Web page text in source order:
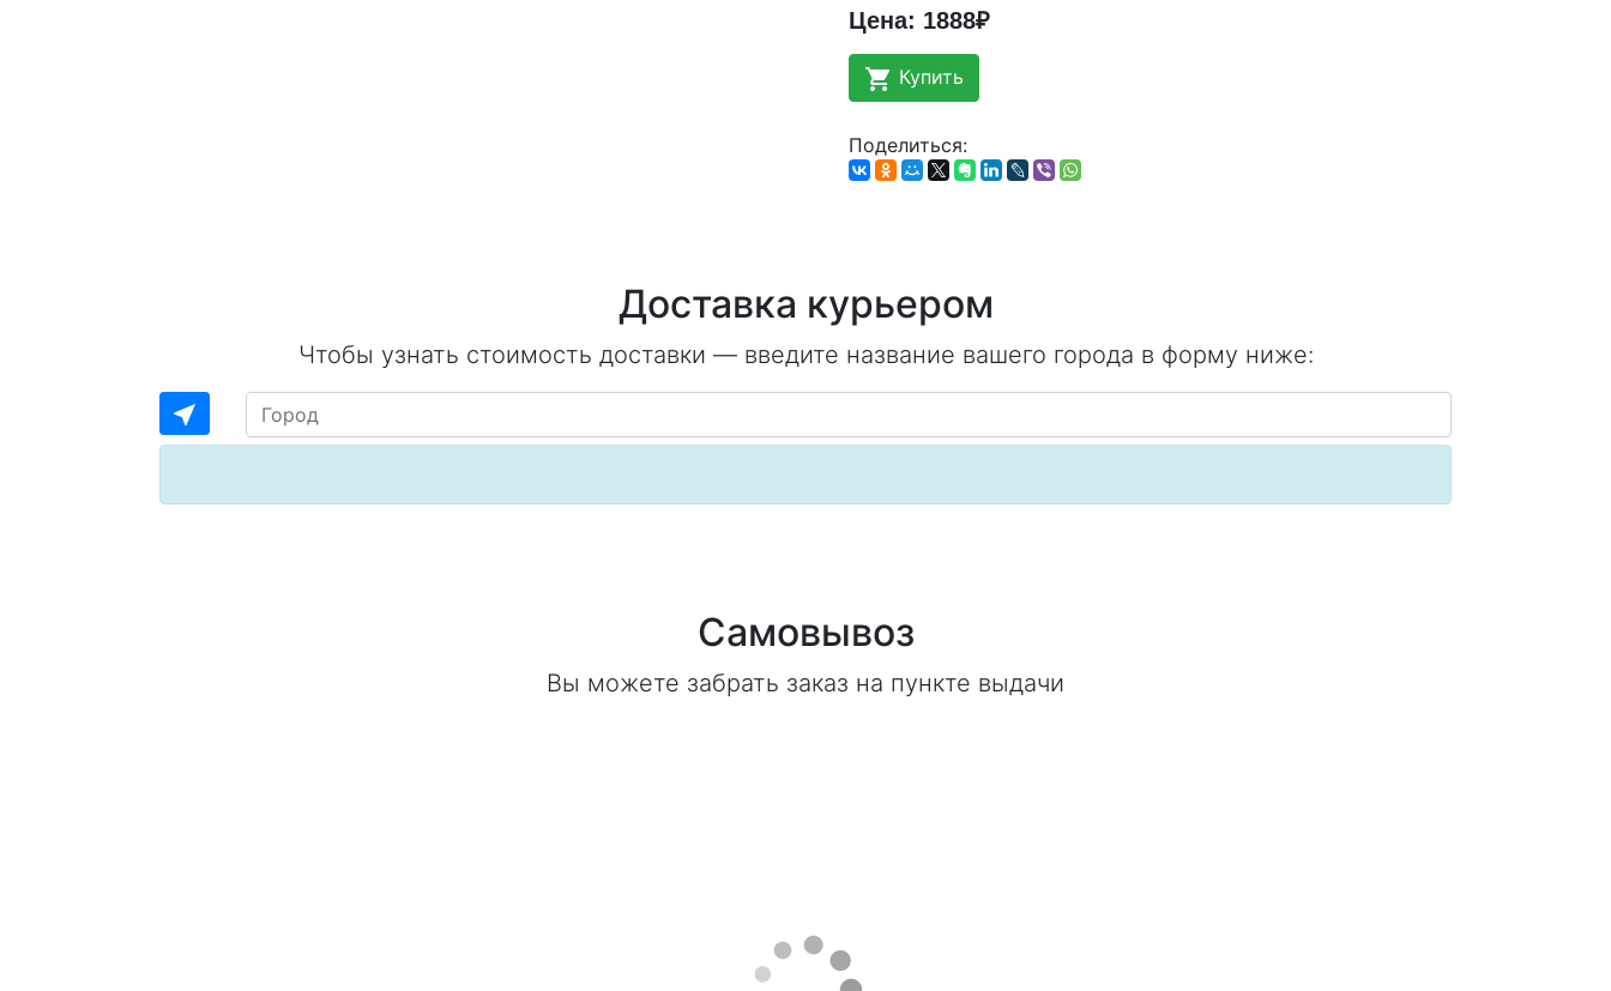
Цена: 1888₽
shopping_cart Купить
Поделиться:
Доставка курьером
Чтобы узнать стоимость доставки — введите название вашего города в форму ниже:
near_me
Самовывоз
Вы можете забрать заказ на пункте выдачи